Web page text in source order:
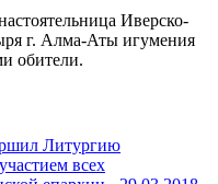
Иверско-
г. Алма-Аты игумения
обители.
Литургию
всех